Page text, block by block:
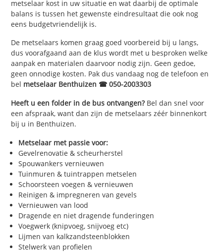
metselaar kost in uw situatie en wat daarbij de optimale
balans is tussen het gewenste eindresultaat die ook nog
eens budgetvriendelijk is.
De metselaars komen graag goed voorbereid bij u langs,
dus voorafgaand aan de klus wordt met u besproken welke
aanpak en materialen daarvoor nodig zijn. Geen gedoe,
geen onnodige kosten. Pak dus vandaag nog de telefoon en
bel metselaar Benthuizen ☎ 050-2003303
Heeft u een folder in de bus ontvangen?Bel dan snel voor
een afspraak, want dan zijn de metselaars zéér binnenkort
bij u in Benthuizen.
Metselaar met passie voor:
Gevelrenovatie & scheurherstel
Spouwankers vernieuwen
Tuinmuren & tuintrappen metselen
Schoorsteen voegen & vernieuwen
Reinigen & impregneren van gevels
Vernieuwen van lood
Dragende en niet dragende funderingen
Voegwerk (knipvoeg, snijvoeg etc)
Lijmen van kalkzandsteenblokken
Stelwerk van profielen